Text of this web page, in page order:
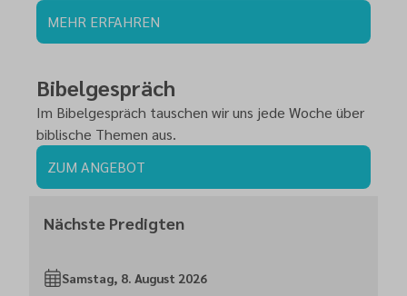
MEHR ERFAHREN
Bibelgespräch
Im Bibelgespräch tauschen wir uns jede Woche über
biblische Themen aus.
ZUM ANGEBOT
Nächste Predigten
Samstag, 8. August 2026